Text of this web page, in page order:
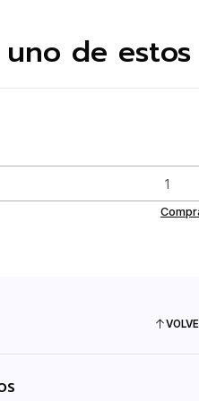
de estos